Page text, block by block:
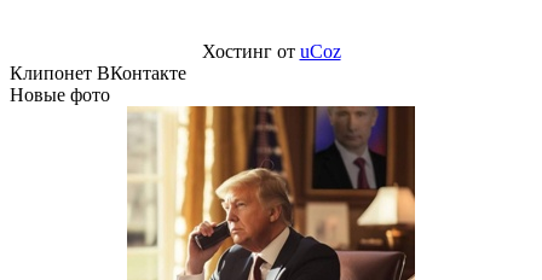
Хостинг от uCoz
Клипонет ВКонтакте
Новые фото